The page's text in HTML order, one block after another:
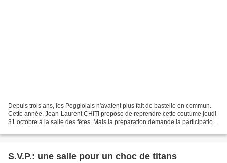
Depuis trois ans, les Poggiolais n'avaient plus fait de bastelle en commun.
Cette année, Jean-Laurent CHITI propose de reprendre cette coutume jeudi
31 octobre à la salle des fêtes. Mais la préparation demande la participation
S.V.P.: une salle pour un choc de titans